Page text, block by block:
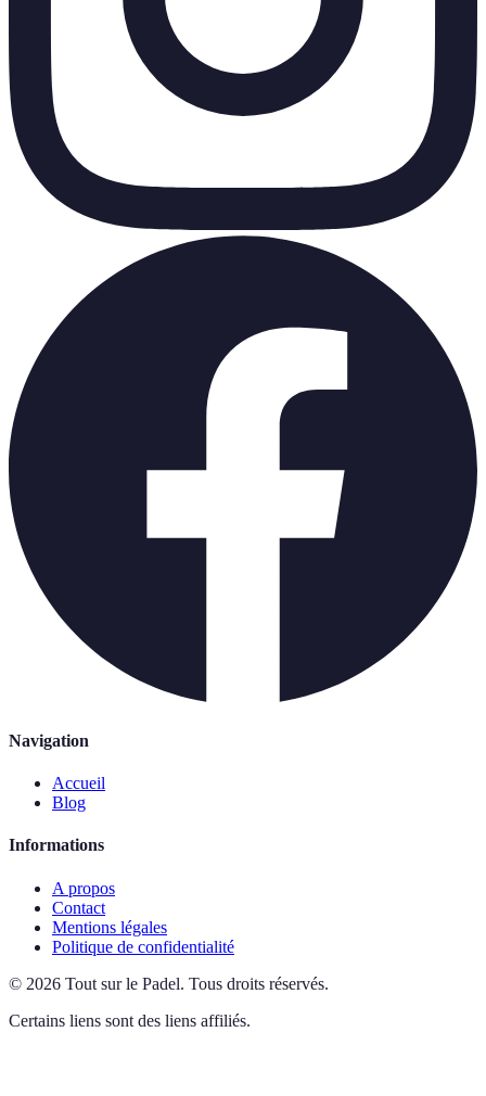
Navigation
Accueil
Blog
Informations
A propos
Contact
Mentions légales
Politique de confidentialité
© 2026 Tout sur le Padel. Tous droits réservés.
Certains liens sont des liens affiliés.